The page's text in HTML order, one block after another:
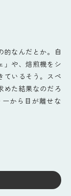
的なんだとか。自
」や、焙煎機をシ
ているそう。スペ
めた結果なのだろ
から目が離せな